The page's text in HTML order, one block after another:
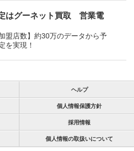
はグーネット買取 営業電
盟店数】約30万のデータから予
を実現！
ヘルプ
個人情報保護方針
採用情報
個人情報の取扱いについて